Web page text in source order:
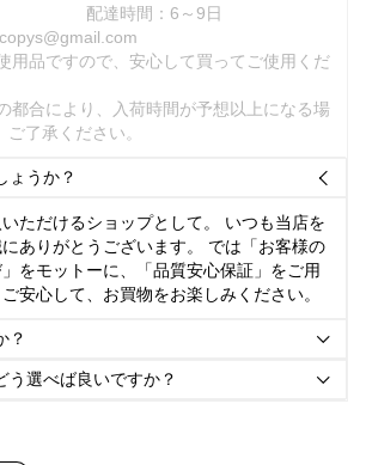
配達時間：6～9日
用品ですので、安心して買ってご使用くだ
都合により、入荷時間が予想以上になる場
了承ください。
ょうか？ 
ただけるショップとして。 いつも当店を
ありがとうございます。 では「お客様の
をモットーに、「品質安心保証」をご用
安心して、お買物をお楽しみください。
？ 
う選べば良いですか？ 